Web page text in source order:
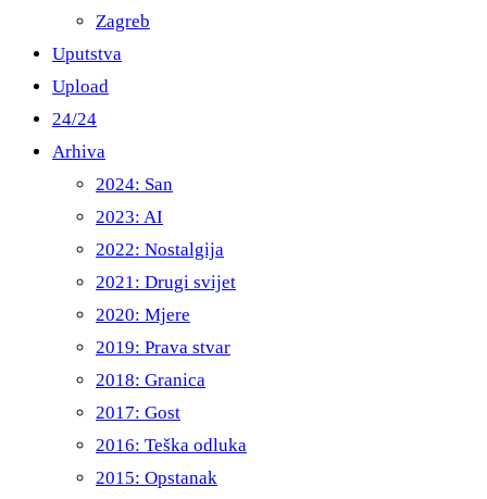
Zagreb
Uputstva
Upload
24/24
Arhiva
2024: San
2023: AI
2022: Nostalgija
2021: Drugi svijet
2020: Mjere
2019: Prava stvar
2018: Granica
2017: Gost
2016: Teška odluka
2015: Opstanak